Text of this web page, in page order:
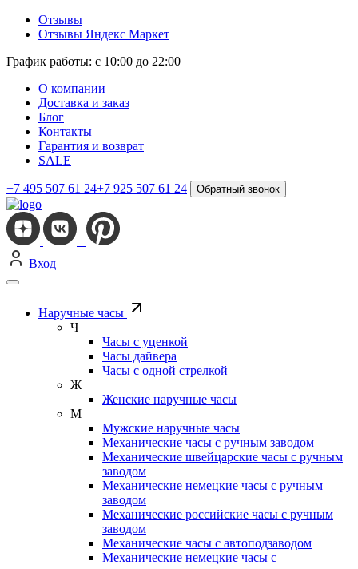
Отзывы
Отзывы Яндекс Маркет
График работы: с 10:00 до 22:00
О компании
Доставка и заказ
Блог
Контакты
Гарантия и возврат
SALE
+7 495 507 61 24+7 925 507 61 24 Обратный звонок
Вход
Наручные часы
Ч
Часы с уценкой
Часы дайвера
Часы с одной стрелкой
Ж
Женские наручные часы
М
Мужские наручные часы
Механические часы с ручным заводом
Механические швейцарские часы с ручным
заводом
Механические немецкие часы с ручным
заводом
Механические российские часы с ручным
заводом
Механические часы с автоподзаводом
Механические немецкие часы с